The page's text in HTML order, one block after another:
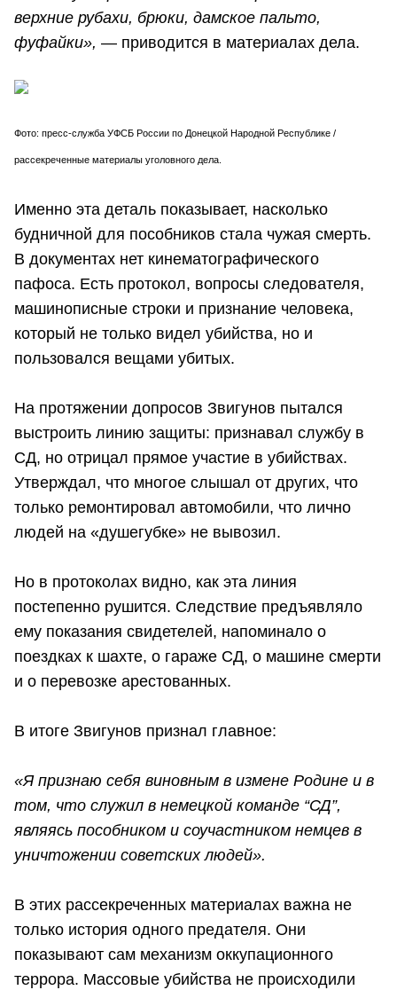
верхние рубахи, брюки, дамское пальто,
фуфайки», — приводится в материалах дела.
Фото: пресс-служба УФСБ России по Донецкой Народной Республике /
рассекреченные материалы уголовного дела.
Именно эта деталь показывает, насколько
будничной для пособников стала чужая смерть.
В документах нет кинематографического
пафоса. Есть протокол, вопросы следователя,
машинописные строки и признание человека,
который не только видел убийства, но и
пользовался вещами убитых.
На протяжении допросов Звигунов пытался
выстроить линию защиты: признавал службу в
СД, но отрицал прямое участие в убийствах.
Утверждал, что многое слышал от других, что
только ремонтировал автомобили, что лично
людей на «душегубке» не вывозил.
Но в протоколах видно, как эта линия
постепенно рушится. Следствие предъявляло
ему показания свидетелей, напоминало о
поездках к шахте, о гараже СД, о машине смерти
и о перевозке арестованных.
В итоге Звигунов признал главное:
«Я признаю себя виновным в измене Родине и в
том, что служил в немецкой команде “СД”,
являясь пособником и соучастником немцев в
уничтожении советских людей».
В этих рассекреченных материалах важна не
только история одного предателя. Они
показывают сам механизм оккупационного
террора. Массовые убийства не происходили